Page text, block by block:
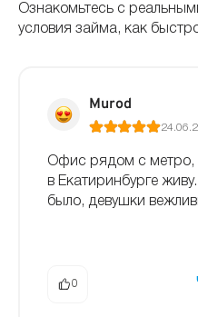
Ознакомьтесь с
условия займа, как
Murod
Офис рядом с метро,
в Екатиринбурге
было, девушки
0